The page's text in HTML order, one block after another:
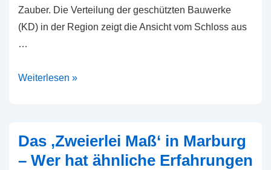
Zauber. Die Verteilung der geschützten Bauwerke
(KD) in der Region zeigt die Ansicht vom Schloss aus
…
Der
–
Wie
Weiterlesen »
Das ‚Zweierlei Maß‘ in Marburg
– Wer hat ähnliche Erfahrungen